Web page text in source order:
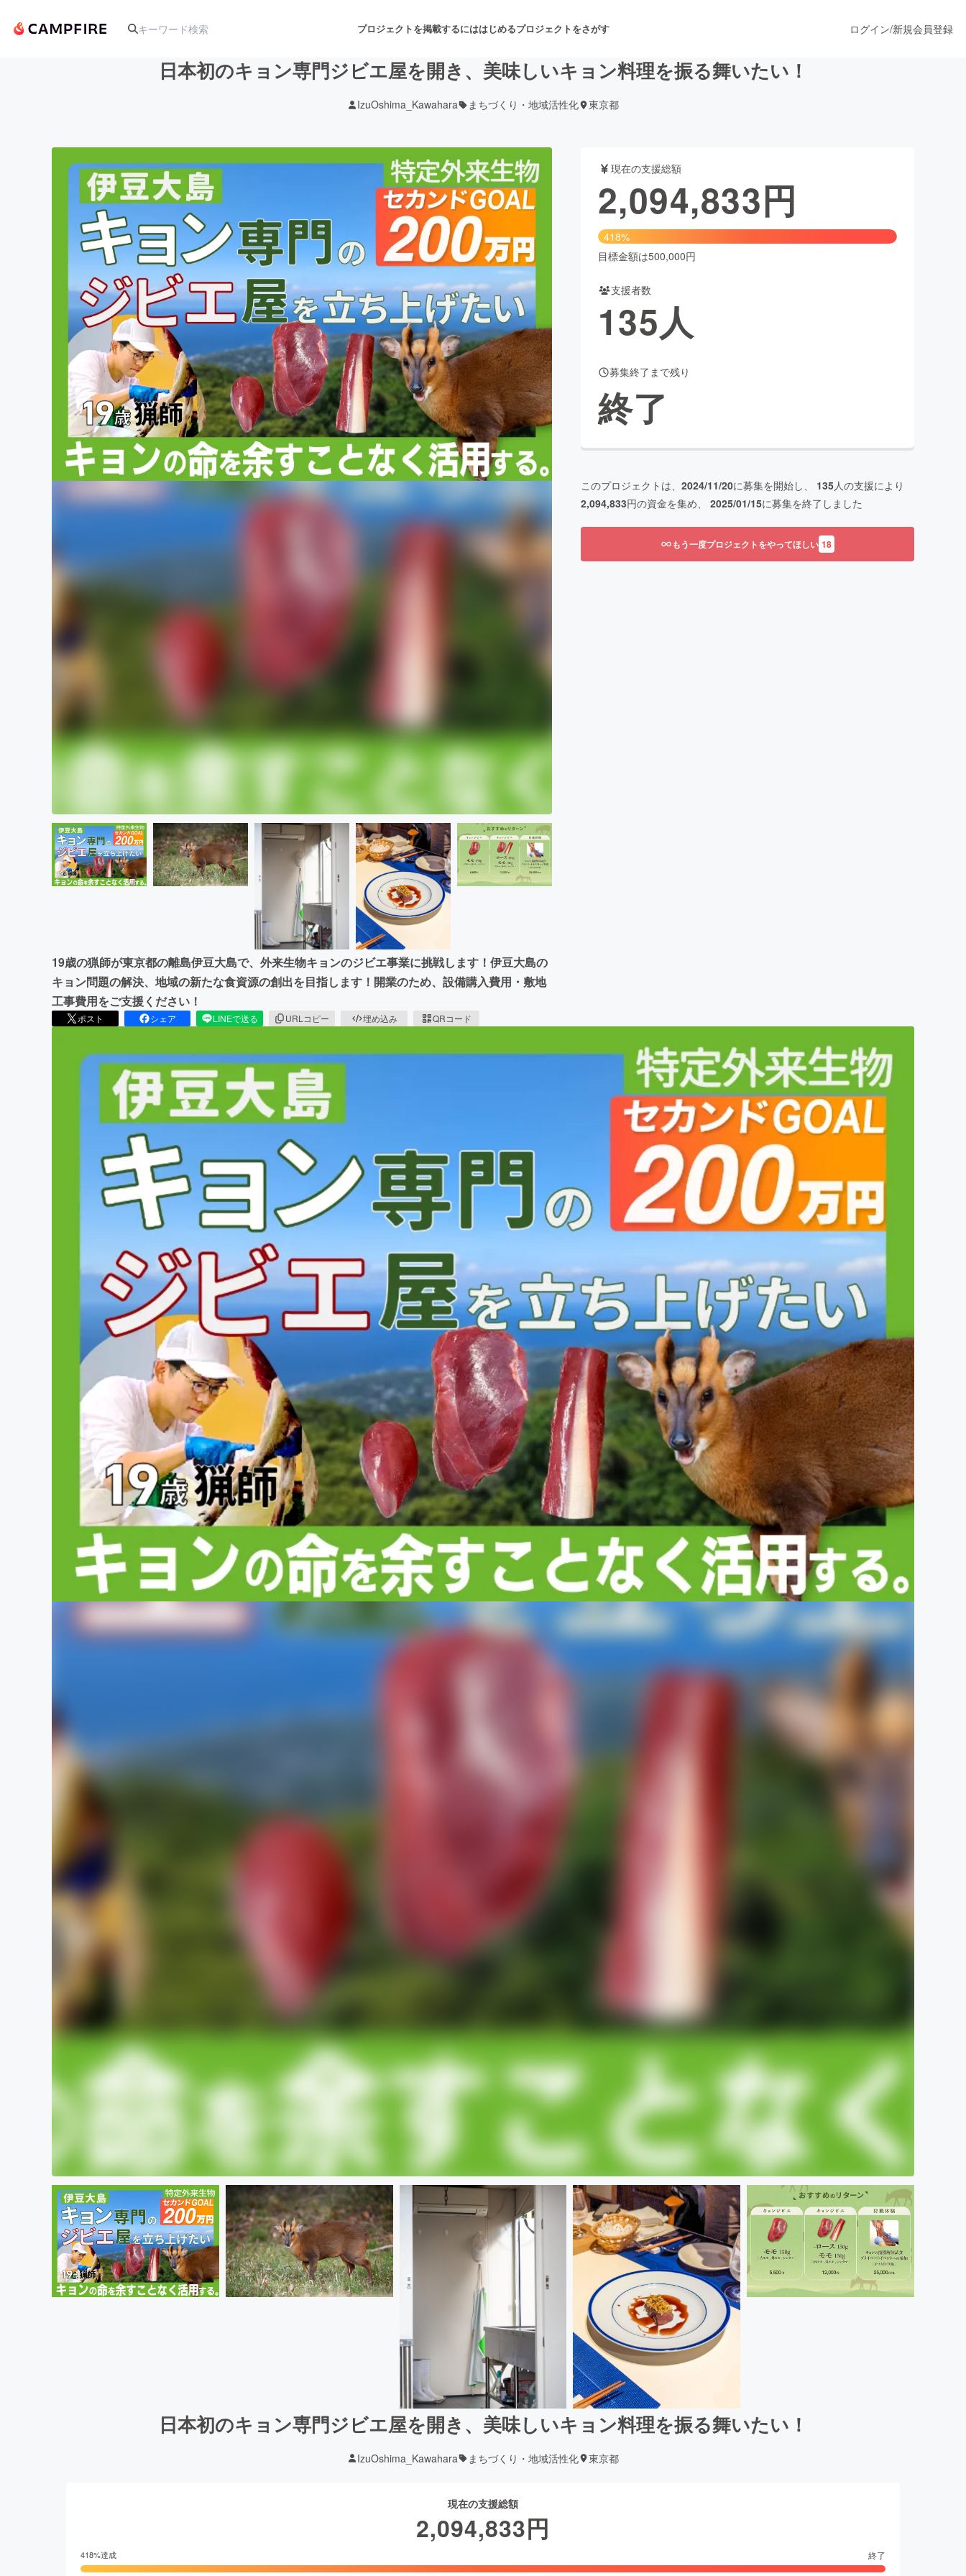
プロジェクトを掲載するにははじめるプロジェクトをさがす
アート・写真 舞台・パフォーマンス
テクノロジー・ガジェット ゲーム・サービス開発 フード・飲食店 ファッション
映像・映画 書籍・雑誌出版 アニメ・漫画
ビジネス・起業 チャレンジ ビューティー・ヘルスケア
まちづくり・地域活性化
CAMPFIRE for Social GoodCAMPFIRE Creation
CAMPFIREふるさと納税machi-yaコミュニティ
ログイン/新規会員登録
日本初のキョン専門ジビエ屋を開き、美味しいキョン料理を振る舞いたい！
IzuOshima_Kawahara まちづくり・地域活性化 東京都
19歳の猟師が東京都の離島伊豆大島で、外来生物キョンのジビエ事業に挑戦します！伊豆大島の
キョン問題の解決、地域の新たな食資源の創出を目指します！開業のため、設備購入費用・敷地
工事費用をご支援ください！
ポスト シェア LINEで送る URLコピー 埋め込み QRコード
現在の支援総額
2,094,833円
418%
目標金額は500,000円
支援者数
135人
募集終了まで残り
終了
このプロジェクトは、 2024/11/20に募集を開始し、 135人の支援により
2,094,833円の資金を集め、 2025/01/15に募集を終了しました
もう一度プロジェクトをやってほしい 18
日本初のキョン専門ジビエ屋を開き、美味しいキョン料理を振る舞いたい！
IzuOshima_Kawahara まちづくり・地域活性化 東京都
現在の支援総額
2,094,833円
418%達成 終了